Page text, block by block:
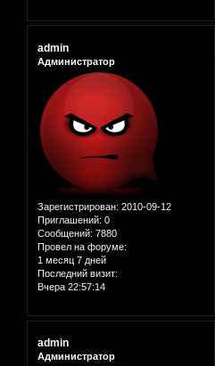
admin
Администратор
Зарегистрирован: 2010-09-12
Приглашений: 0
Сообщений: 7880
Провел на форуме:
1 месяц 7 дней
Последний визит:
Вчера 22:57:14
admin
Администратор